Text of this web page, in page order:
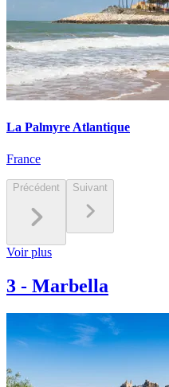
La Palmyre Atlantique
France
Précédent Suivant
Voir plus
3 - Marbella